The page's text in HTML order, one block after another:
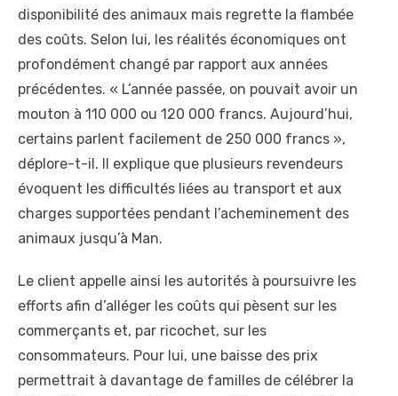
disponibilité des animaux mais regrette la flambée
des coûts. Selon lui, les réalités économiques ont
profondément changé par rapport aux années
précédentes. « L’année passée, on pouvait avoir un
mouton à 110 000 ou 120 000 francs. Aujourd’hui,
certains parlent facilement de 250 000 francs »,
déplore-t-il. Il explique que plusieurs revendeurs
évoquent les difficultés liées au transport et aux
charges supportées pendant l’acheminement des
animaux jusqu’à Man.
Le client appelle ainsi les autorités à poursuivre les
efforts afin d’alléger les coûts qui pèsent sur les
commerçants et, par ricochet, sur les
consommateurs. Pour lui, une baisse des prix
permettrait à davantage de familles de célébrer la